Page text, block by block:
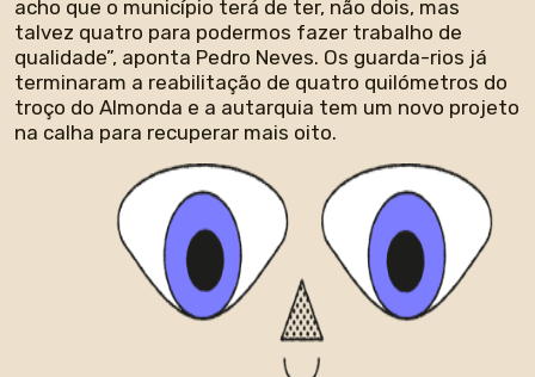
acho que o município terá de ter, não dois, mas
talvez quatro para podermos fazer trabalho de
qualidade”, aponta Pedro Neves. Os guarda-rios já
terminaram a reabilitação de quatro quilómetros do
troço do Almonda e a autarquia tem um novo projeto
na calha para recuperar mais oito.